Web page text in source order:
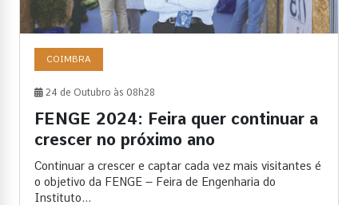
COIMBRA
24 de Outubro às 08h28
FENGE 2024: Feira quer continuar a
crescer no próximo ano
Continuar a crescer e captar cada vez mais visitantes é
o objetivo da FENGE – Feira de Engenharia do
Instituto...